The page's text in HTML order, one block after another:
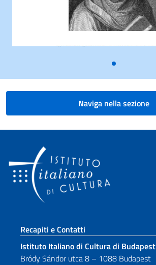
Naviga nella sezione
Sezione footer
Recapiti e Contatti
Istituto Italiano di Cultura di Budapest
Bródy Sándor utca 8 – 1088 Budapest